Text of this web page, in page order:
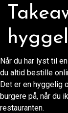
Når du har lyst til
du altid bestille
Det er en hyggelig
burgere på, når du
restauranten.